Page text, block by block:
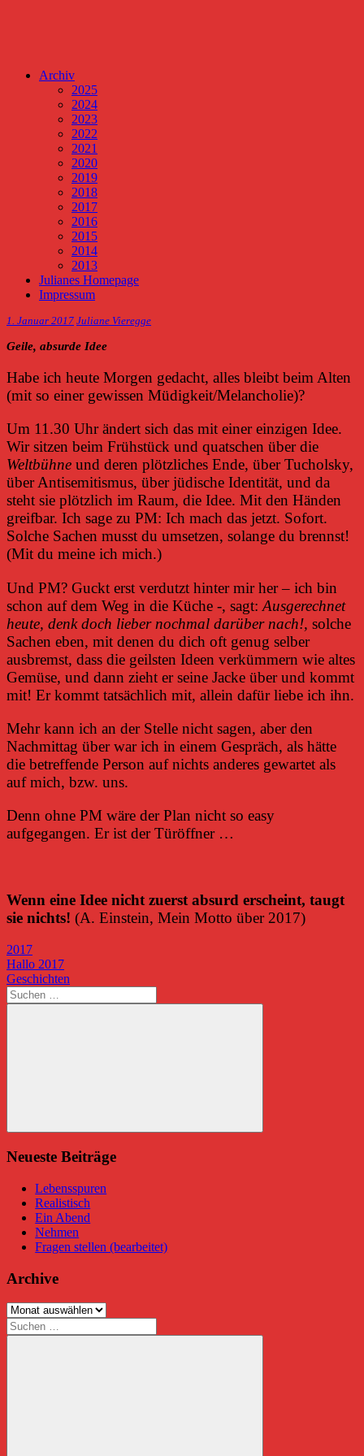
Archiv
2025
2024
2023
2022
2021
2020
2019
2018
2017
2016
2015
2014
2013
Julianes Homepage
Impressum
1. Januar 2017 Juliane Vieregge
Geile, absurde Idee
Habe ich heute Morgen gedacht, alles bleibt beim Alten
(mit so einer gewissen Müdigkeit/Melancholie)?
Um 11.30 Uhr ändert sich das mit einer einzigen Idee.
Wir sitzen beim Frühstück und quatschen über die
Weltbühne und deren plötzliches Ende, über Tucholsky,
über Antisemitismus, über jüdische Identität, und da
steht sie plötzlich im Raum, die Idee. Mit den Händen
greifbar. Ich sage zu PM: Ich mach das jetzt. Sofort.
Solche Sachen musst du umsetzen, solange du brennst!
(Mit du meine ich mich.)
Und PM? Guckt erst verdutzt hinter mir her – ich bin
schon auf dem Weg in die Küche -, sagt: Ausgerechnet
heute, denk doch lieber nochmal darüber nach!, solche
Sachen eben, mit denen du dich oft genug selber
ausbremst, dass die geilsten Ideen verkümmern wie altes
Gemüse, und dann zieht er seine Jacke über und kommt
mit! Er kommt tatsächlich mit, allein dafür liebe ich ihn.
Mehr kann ich an der Stelle nicht sagen, aber den
Nachmittag über war ich in einem Gespräch, als hätte
die betreffende Person auf nichts anderes gewartet als
auf mich, bzw. uns.
Denn ohne PM wäre der Plan nicht so easy
aufgegangen. Er ist der Türöffner …
Wenn eine Idee nicht zuerst absurd erscheint, taugt
sie nichts! (A. Einstein, Mein Motto über 2017)
2017
Beitragsnavigation
Vorheriger
Beitrag:
Hallo 2017
Nächster
Beitrag:
Geschichten
Suchen
nach:
Suchen
Neueste Beiträge
Lebensspuren
Realistisch
Ein Abend
Nehmen
Fragen stellen (bearbeitet)
Archive
Archive
Suchen
nach: